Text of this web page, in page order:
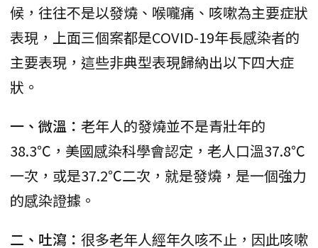
候，往往不是以發燒、喉嚨痛、咳嗽為主要症狀
表現，上面三個案都是COVID-19年長感染者的
主要表現，這些非典型表現歸納出以下四大症
狀。
一、微溫： 老年人的發燒並不是青壯年的
38.3℃，美國感染科學會認定，老人口溫37.8℃
一次，或是37.2℃二次，就是發燒，是一個強力
的感染證據。
二、吐瀉： 很多老年人經年久咳不止，因此咳嗽